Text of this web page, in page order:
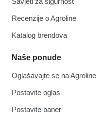
Recenzije o Agroline
Katalog brendova
Naše ponude
Oglašavajte se na Agroline
Postavite oglas
Postavite baner